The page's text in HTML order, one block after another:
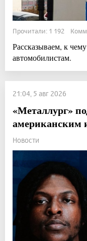
Прочитали: 1 192
Рассказываем, к
автомобилистам.
21:04, 5 авг 2026
«Металлург»
американским
Новости